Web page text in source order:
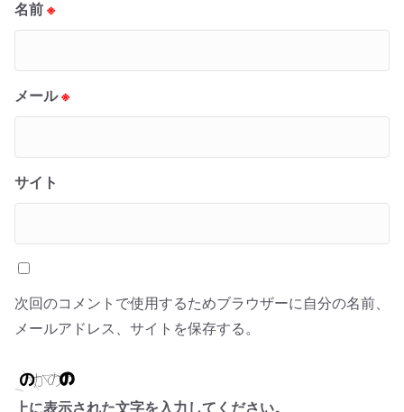
名前 ※
メール※
サイト
次回のコメントで使用するためブラウザーに自分の名前、
メールアドレス、サイトを保存する。
上に表示された文字を入力してください。